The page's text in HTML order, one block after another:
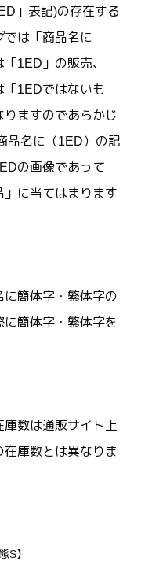
」表記)の存在する
は「商品名に
1ED」の販売、
「1EDではないも
ますのであらかじ
品名に（1ED）の記
の画像であって
に当てはまります
簡体字・繁体字の
簡体字・繁体字を
数は通販サイト上
庫数とは異なりま
S】